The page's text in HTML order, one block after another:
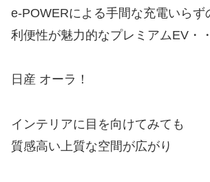
e-POWERによる手間な充電いらず
利便性が魅力的なプレミアムEV・
日産 オーラ！
インテリアに目を向けてみても
質感高い上質な空間が広がり